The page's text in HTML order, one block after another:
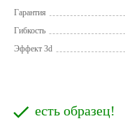
Гарантия
Гибкость
Эффект 3d
есть образец!